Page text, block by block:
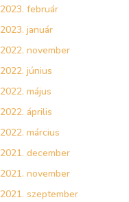
2023. február
2023. január
2022. november
2022. június
2022. május
2022. április
2022. március
2021. december
2021. november
2021. szeptember